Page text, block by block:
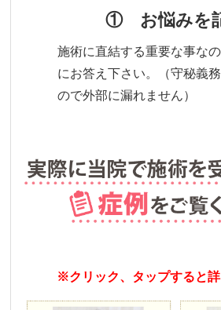
① お悩みを
施術に直結する重要な事な
にお答え下さい。（守秘義
ので外部に漏れません）
※クリック、タップすると